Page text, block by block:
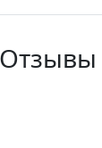
Отзывы